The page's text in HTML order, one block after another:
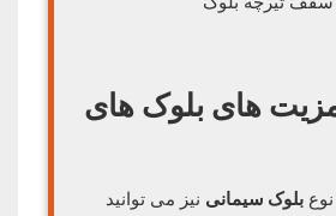
های بلوک های
بلوک سیمانی نیز می توانید